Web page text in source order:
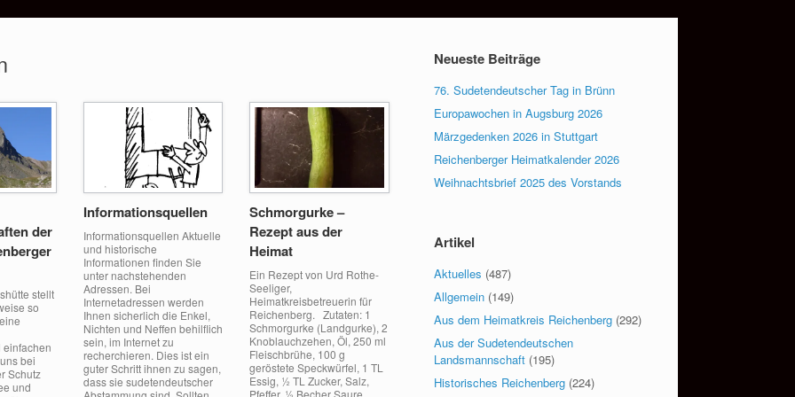
der
stellt
so
einfachen
bei
Schutz
und
Informationsquellen
Informationsquellen Aktuelle
und historische
Informationen finden Sie
unter nachstehenden
Adressen. Bei
Internetadressen werden
Ihnen sicherlich die Enkel,
Nichten und Neffen behilflich
sein, im Internet zu
recherchieren. Dies ist ein
guter Schritt ihnen zu sagen,
dass sie sudetendeutscher
Schmorgurke –
Rezept aus der
Heimat
Ein Rezept von Urd Rothe-
Seeliger,
Heimatkreisbetreuerin für
Reichenberg. Zutaten: 1
Schmorgurke (Landgurke), 2
Knoblauchzehen, Öl, 250 ml
Fleischbrühe, 100 g
geröstete Speckwürfel, 1 TL
Essig, ½ TL Zucker, Salz,
Pfeffer, ½ Becher Saure
Neueste Beiträge
76. Sudetendeutscher Tag in Brünn
Europawochen in Augsburg 2026
Märzgedenken 2026 in Stuttgart
Reichenberger Heimatkalender 2026
Weihnachtsbrief 2025 des Vorstands
Artikel
Aktuelles (487)
Allgemein (149)
Aus dem Heimatkreis Reichenberg (292)
Aus der Sudetendeutschen
Landsmannschaft (195)
Historisches Reichenberg (224)